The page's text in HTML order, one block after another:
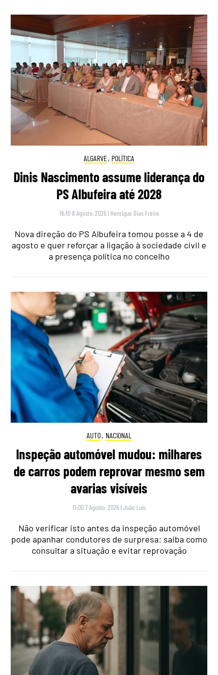
ALGARVE, POLÍTICA
Dinis Nascimento assume liderança do
PS Albufeira até 2028
16:10 8 Agosto, 2026 | Henrique Dias Freire
Nova direção do PS Albufeira tomou posse a 4 de
agosto e quer reforçar a ligação à sociedade civil e
a presença política no concelho
AUTO, NACIONAL
Inspeção automóvel mudou: milhares
de carros podem reprovar mesmo sem
avarias visíveis
11:00 7 Agosto, 2026 |João Luís
Não verificar isto antes da inspeção automóvel
pode apanhar condutores de surpresa: saiba como
consultar a situação e evitar reprovação